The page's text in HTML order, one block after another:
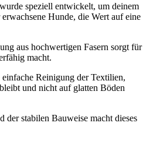
wurde speziell entwickelt, um deinem
Hunde, die Wert auf eine
aus hochwertigen Fasern sorgt für
macht.
Reinigung der Textilien,
und nicht auf glatten Böden
stabilen Bauweise macht dieses